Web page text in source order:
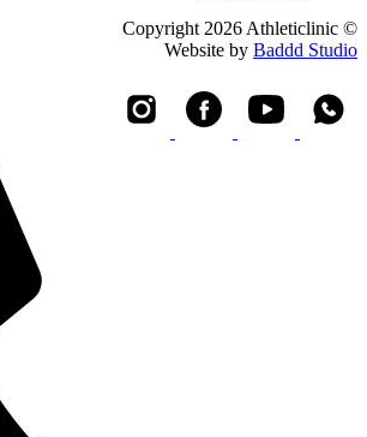
© Copyright 2026 Athleticlinic
Website by Baddd Studio